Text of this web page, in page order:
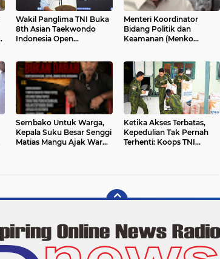
Wakil Panglima TNI Buka
8th Asian Taekwondo
Indonesia Open
Menteri Koordinator
Bidang Politik dan
Keamanan (Menko
masyarakat bijak
memahami program
pemerintah secara
menyeluruh dan tidak
menilai kebijakan
Sembako Untuk Warga,
Kepala Suku Besar Senggi
Matias Mangu Ajak Warga
Ketika Akses Terbatas,
Kepedulian Tak Pernah
Terhenti: Koops TNI